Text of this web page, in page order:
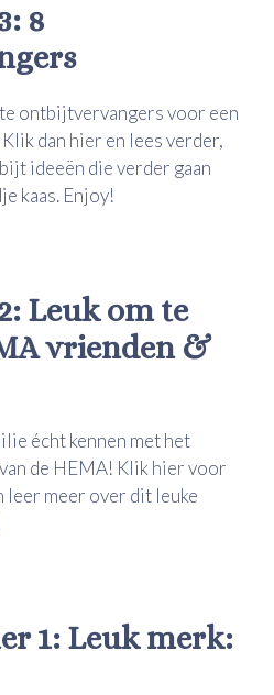
8
ontbijtvervangers voor een
dan hier en lees verder,
ideeën die verder gaan
kaas. Enjoy!
Leuk om te
vrienden &
écht kennen met het
de HEMA! Klik hiervoor
meer over dit leuke
1: Leuk merk: